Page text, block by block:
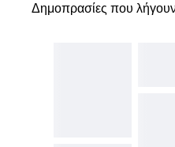
Δημοπρασίες που